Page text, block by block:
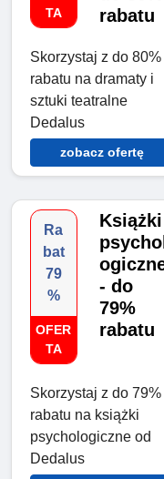
TA
rabatu
Skorzystaj z do 80%
rabatu na dramaty i
sztuki teatralne
Dedalus
zobacz ofertę
Ra
bat
79
%
OFER
TA
Książki
psychol
- do
79%
rabatu
Skorzystaj z do 79%
rabatu na książki
psychologiczne od
Dedalus